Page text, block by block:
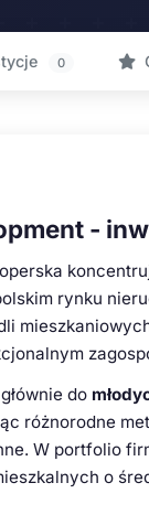
0
-
rynku
do
różnorodne
W portfolio
o